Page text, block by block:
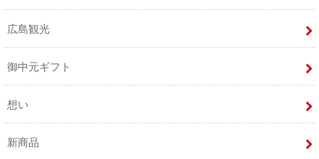
広島観光
御中元ギフト
想い
新商品